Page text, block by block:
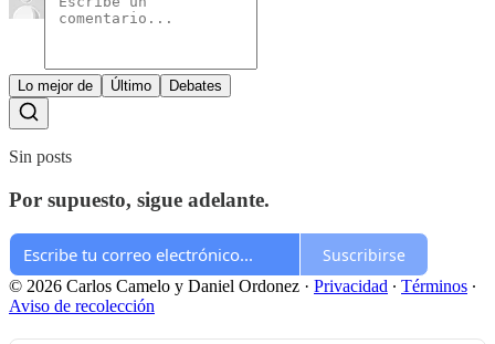
Lo mejor de Último Debates
Sin posts
Por supuesto, sigue adelante.
Suscribirse
© 2026 Carlos Camelo y Daniel Ordonez · Privacidad ∙ Términos ∙
Aviso de recolección